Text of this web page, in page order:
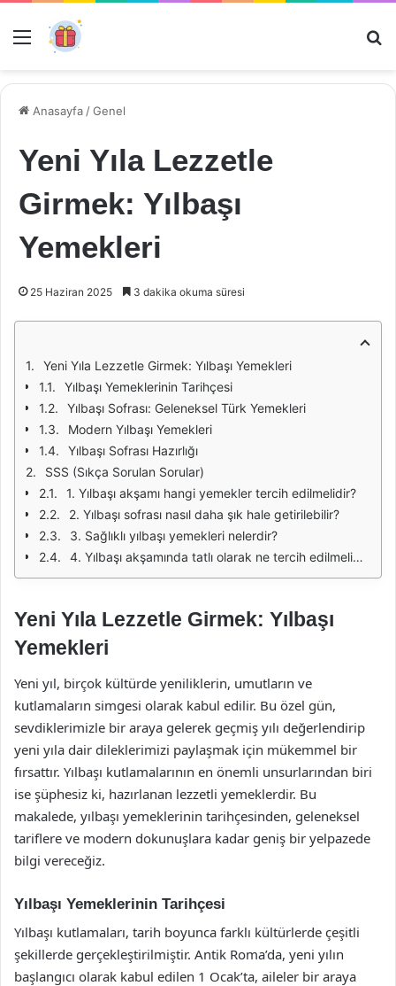
Menü
Anasayfa /Genel
Yeni Yıla Lezzetle
Girmek: Yılbaşı
Yemekleri
25 Haziran 2025 3 dakika okuma süresi
Yeni Yıla Lezzetle Girmek: Yılbaşı Yemekleri
Yılbaşı Yemeklerinin Tarihçesi
Yılbaşı Sofrası: Geleneksel Türk Yemekleri
Modern Yılbaşı Yemekleri
Yılbaşı Sofrası Hazırlığı
SSS (Sıkça Sorulan Sorular)
1. Yılbaşı akşamı hangi yemekler tercih edilmelidir?
2. Yılbaşı sofrası nasıl daha şık hale getirilebilir?
3. Sağlıklı yılbaşı yemekleri nelerdir?
4. Yılbaşı akşamında tatlı olarak ne tercih edilmelidir?
Yeni Yıla Lezzetle Girmek: Yılbaşı
Yemekleri
Yeni yıl, birçok kültürde yeniliklerin, umutların ve
kutlamaların simgesi olarak kabul edilir. Bu özel gün,
sevdiklerimizle bir araya gelerek geçmiş yılı değerlendirip
yeni yıla dair dileklerimizi paylaşmak için mükemmel bir
fırsattır. Yılbaşı kutlamalarının en önemli unsurlarından biri
ise şüphesiz ki, hazırlanan lezzetli yemeklerdir. Bu
makalede, yılbaşı yemeklerinin tarihçesinden, geleneksel
tariflere ve modern dokunuşlara kadar geniş bir yelpazede
bilgi vereceğiz.
Yılbaşı Yemeklerinin Tarihçesi
Yılbaşı kutlamaları, tarih boyunca farklı kültürlerde çeşitli
şekillerde gerçekleştirilmiştir. Antik Roma’da, yeni yılın
başlangıcı olarak kabul edilen 1 Ocak’ta, aileler bir araya